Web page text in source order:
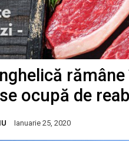
ocupă de
Ianuarie 25, 2020